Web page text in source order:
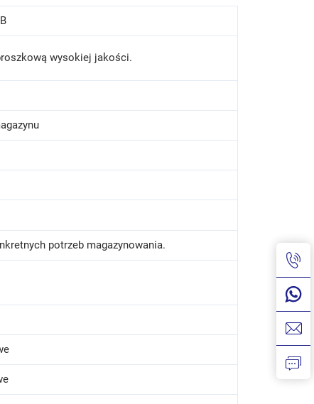
wysokiej jakości.
potrzeb magazynowania.